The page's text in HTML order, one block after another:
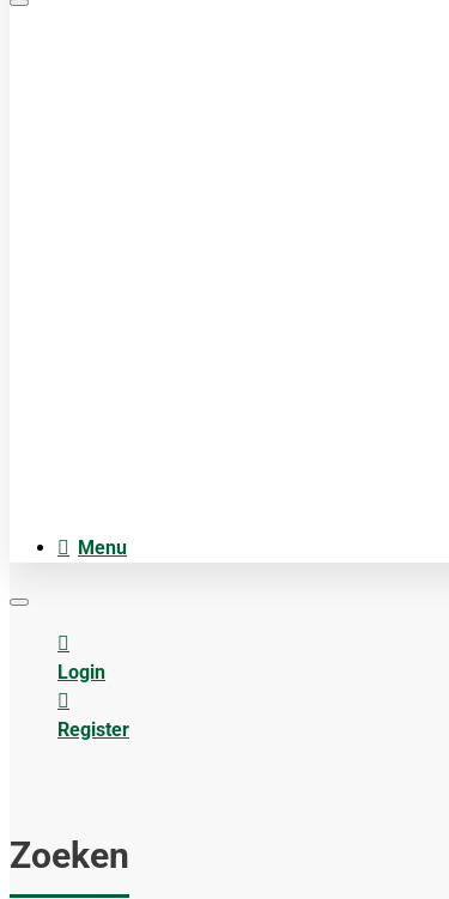
Menu
Login
Register
Zoeken